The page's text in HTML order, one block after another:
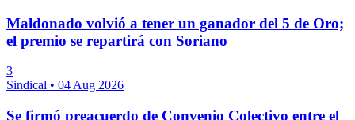
Maldonado volvió a tener un ganador del 5 de Oro;
el premio se repartirá con Soriano
3
Sindical • 04 Aug 2026
Se firmó preacuerdo de Convenio Colectivo entre el